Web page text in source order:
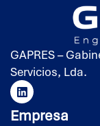
GAPRES –
Servicios, Lda.
Empresa